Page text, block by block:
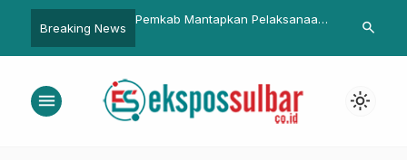
Breaking News
Polres
Pemkab Mantapkan Pelaksanaan
HUT Pasangkayu
Indonesia Siapkan search
menu light_mode